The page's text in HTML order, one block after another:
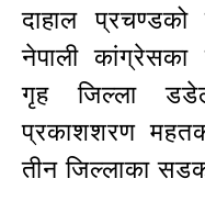
दाहाल प्रचण्डको
नेपाली कांग्रेसका
गृह जिल्ला
प्रकाशशरण
तीन जिल्लाका